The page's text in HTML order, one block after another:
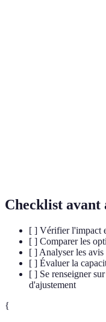
Checklist avant
[ ] Vérifier l'impact
[ ] Comparer les
[ ] Analyser les avis
[ ] Évaluer la
[ ] Se renseigner
d'ajustement
{